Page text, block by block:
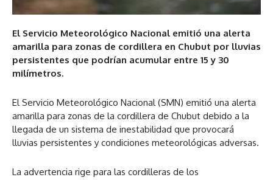
El Servicio Meteorológico Nacional emitió una alerta
amarilla para zonas de cordillera en Chubut por lluvias
persistentes que podrían acumular entre 15 y 30
milímetros.
El Servicio Meteorológico Nacional (SMN) emitió una alerta
amarilla para zonas de la cordillera de Chubut debido a la
llegada de un sistema de inestabilidad que provocará
lluvias persistentes y condiciones meteorológicas adversas.
La advertencia rige para las cordilleras de los